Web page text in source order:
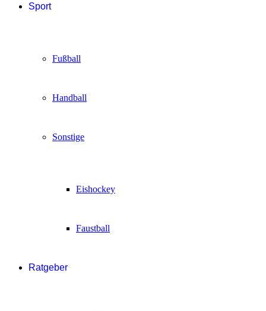
Sport
Fußball
Handball
Sonstige
Eishockey
Faustball
Ratgeber